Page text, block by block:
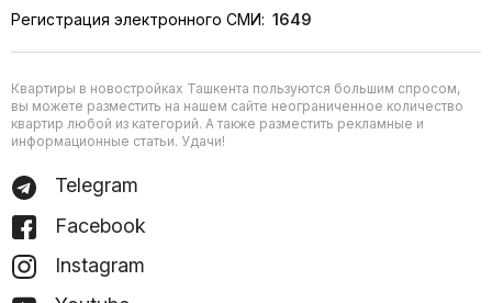
Регистрация электронного СМИ: 1649
Квартиры в новостройках Ташкента пользуются большим спросом,
вы можете разместить на нашем сайте неограниченное количество
квартир любой из категорий. А также разместить рекламные и
информационные статьи. Удачи!
Telegram
Facebook
Instagram